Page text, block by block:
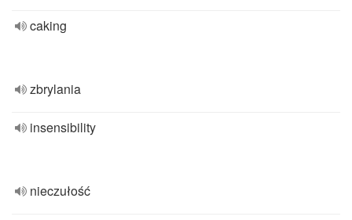
caking
zbrylania
insensibility
nieczułość